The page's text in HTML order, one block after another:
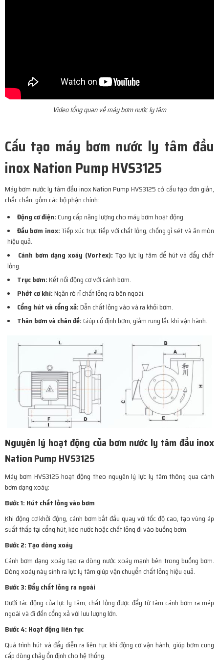
Video tổng quan về máy bơm nước ly tâm
Cấu tạo máy bơm nước ly tâm đầu
inox Nation Pump HVS3125
Máy bơm nước ly tâm đầu inox Nation Pump HVS3125 có cấu tạo đơn giản,
chắc chắn, gồm các bộ phận chính:
Động cơ điện:Cung cấp năng lượng cho máy bơm hoạt động.
Đầu bơm inox:Tiếp xúc trực tiếp với chất lỏng, chống gỉ sét và ăn mòn
hiệu quả.
Cánh bơm dạng xoáy (Vortex): Tạo lực ly tâm để hút và đẩy chất
lỏng.
Trục bơm:Kết nối động cơ với cánh bơm.
Phớt cơ khí:Ngăn rò rỉ chất lỏng ra bên ngoài.
Cổng hút và cổng xả:Dẫn chất lỏng vào và ra khỏi bơm.
Thân bơm và chân đế:Giúp cố định bơm, giảm rung lắc khi vận hành.
Nguyên lý hoạt động của bơm nước ly tâm đầu inox
Nation Pump HVS3125
Máy bơm HVS3125 hoạt động theo nguyên lý lực ly tâm thông qua cánh
bơm dạng xoáy:
Bước 1: Hút chất lỏng vào bơm
Khi động cơ khởi động, cánh bơm bắt đầu quay với tốc độ cao, tạo vùng áp
suất thấp tại cổng hút, kéo nước hoặc chất lỏng đi vào buồng bơm.
Bước 2: Tạo dòng xoáy
Cánh bơm dạng xoáy tạo ra dòng nước xoáy mạnh bên trong buồng bơm.
Dòng xoáy này sinh ra lực ly tâm giúp vận chuyển chất lỏng hiệu quả.
Bước 3: Đẩy chất lỏng ra ngoài
Dưới tác động của lực ly tâm, chất lỏng được đẩy từ tâm cánh bơm ra mép
ngoài và đi đến cổng xả với lưu lượng lớn.
Bước 4: Hoạt động liên tục
Quá trình hút và đẩy diễn ra liên tục khi động cơ vận hành, giúp bơm cung
cấp dòng chảy ổn định cho hệ thống.